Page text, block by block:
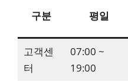
구분 평일
고객센
터
07:00 ~
19:00